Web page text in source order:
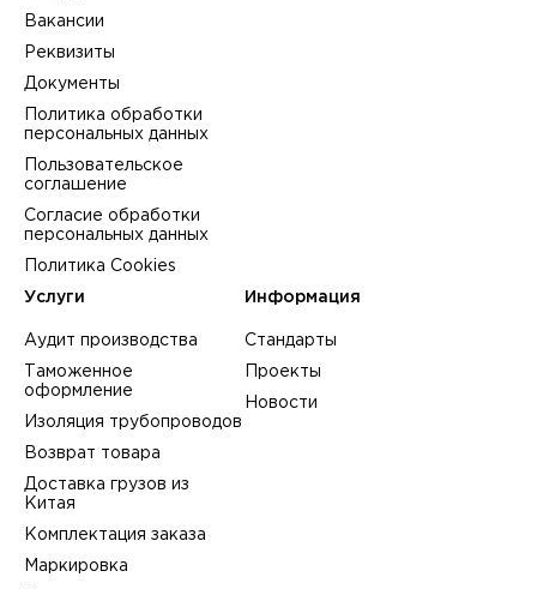
Вакансии
Реквизиты
Документы
Политика обработки
персональных данных
Пользовательское
соглашение
Согласие обработки
персональных данных
Политика Cookies
Услуги
Аудит производства
Таможенное
оформление
Изоляция трубопроводов
Возврат товара
Доставка грузов из
Китая
Комплектация заказа
Маркировка
Информация
Стандарты
Проекты
Новости